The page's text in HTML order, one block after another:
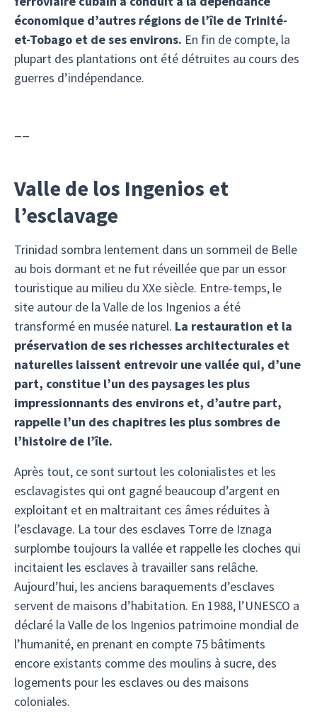
économique d’autres régions de l’île de Trinité-
et-Tobago et de ses environs. En fin de compte, la
plupart des plantations ont été détruites au cours des
guerres d’indépendance.
Valle de los Ingenios et
l’esclavage
Trinidad sombra lentement dans un sommeil de Belle
au bois dormant et ne fut réveillée que par un essor
touristique au milieu du XXe siècle. Entre-temps, le
site autour de la Valle de los Ingenios a été
transformé en musée naturel. La restauration et la
préservation de ses richesses architecturales et
naturelles laissent entrevoir une vallée qui, d’une
part, constitue l’un des paysages les plus
impressionnants des environs et, d’autre part,
rappelle l’un des chapitres les plus sombres de
l’histoire de l’île.
Après tout, ce sont surtout les colonialistes et les
esclavagistes qui ont gagné beaucoup d’argent en
exploitant et en maltraitant ces âmes réduites à
l’esclavage. La tour des esclaves Torre de Iznaga
surplombe toujours la vallée et rappelle les cloches qui
incitaient les esclaves à travailler sans relâche.
Aujourd’hui, les anciens baraquements d’esclaves
servent de maisons d’habitation. En 1988, l’UNESCO a
déclaré la Valle de los Ingenios patrimoine mondial de
l’humanité, en prenant en compte 75 bâtiments
encore existants comme des moulins à sucre, des
logements pour les esclaves ou des maisons
coloniales.